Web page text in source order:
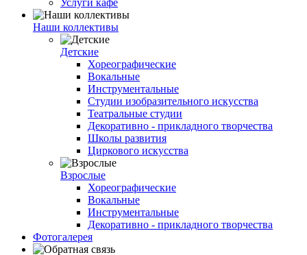
Услуги кафе
Наши коллективы
Детские
Хореографические
Вокальные
Инструментальные
Студии изобразительного искусства
Театральные студии
Декоративно - прикладного творчества
Школы развития
Циркового искусства
Взрослые
Хореографические
Вокальные
Инструментальные
Декоративно - прикладного творчества
Фотогалерея